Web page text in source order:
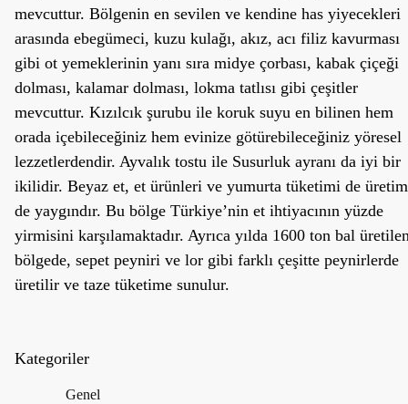
mevcuttur. Bölgenin en sevilen ve kendine has yiyecekleri
arasında ebegümeci, kuzu kulağı, akız, acı filiz kavurması
gibi ot yemeklerinin yanı sıra midye çorbası, kabak çiçeği
dolması, kalamar dolması, lokma tatlısı gibi çeşitler
mevcuttur. Kızılcık şurubu ile koruk suyu en bilinen hem
orada içebileceğiniz hem evinize götürebileceğiniz yöresel
lezzetlerdendir. Ayvalık tostu ile Susurluk ayranı da iyi bir
ikilidir. Beyaz et, et ürünleri ve yumurta tüketimi de
de yaygındır. Bu bölge Türkiye’nin et ihtiyacının yüzde
yirmisini karşılamaktadır. Ayrıca yılda 1600 ton bal
bölgede, sepet peyniri ve lor gibi farklı çeşitte peynirlerde
üretilir ve taze tüketime sunulur.
Kategoriler
Genel